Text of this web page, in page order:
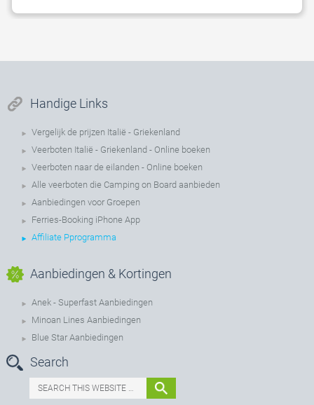
Handige Links
Vergelijk de prijzen Italië - Griekenland
Veerboten Italië - Griekenland - Online boeken
Veerboten naar de eilanden - Online boeken
Alle veerboten die Camping on Board aanbieden
Aanbiedingen voor Groepen
Ferries-Booking iPhone App
Affiliate Pprogramma
Aanbiedingen & Kortingen
Anek - Superfast Aanbiedingen
Minoan Lines Aanbiedingen
Blue Star Aanbiedingen
Search